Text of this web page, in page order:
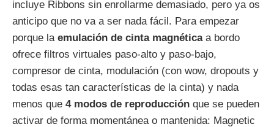
incluye Ribbons sin enrollarme demasiado, pero ya os
anticipo que no va a ser nada fácil. Para empezar
porque la emulación de cinta magnéticaa bordo
ofrece filtros virtuales paso-alto y paso-bajo,
compresor de cinta, modulación (con wow, dropouts y
todas esas tan características de la cinta) y nada
menos que 4 modos de reproducción que se pueden
activar de forma momentánea o mantenida: Magnetic